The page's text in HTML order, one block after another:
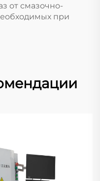
от смазочно-
при